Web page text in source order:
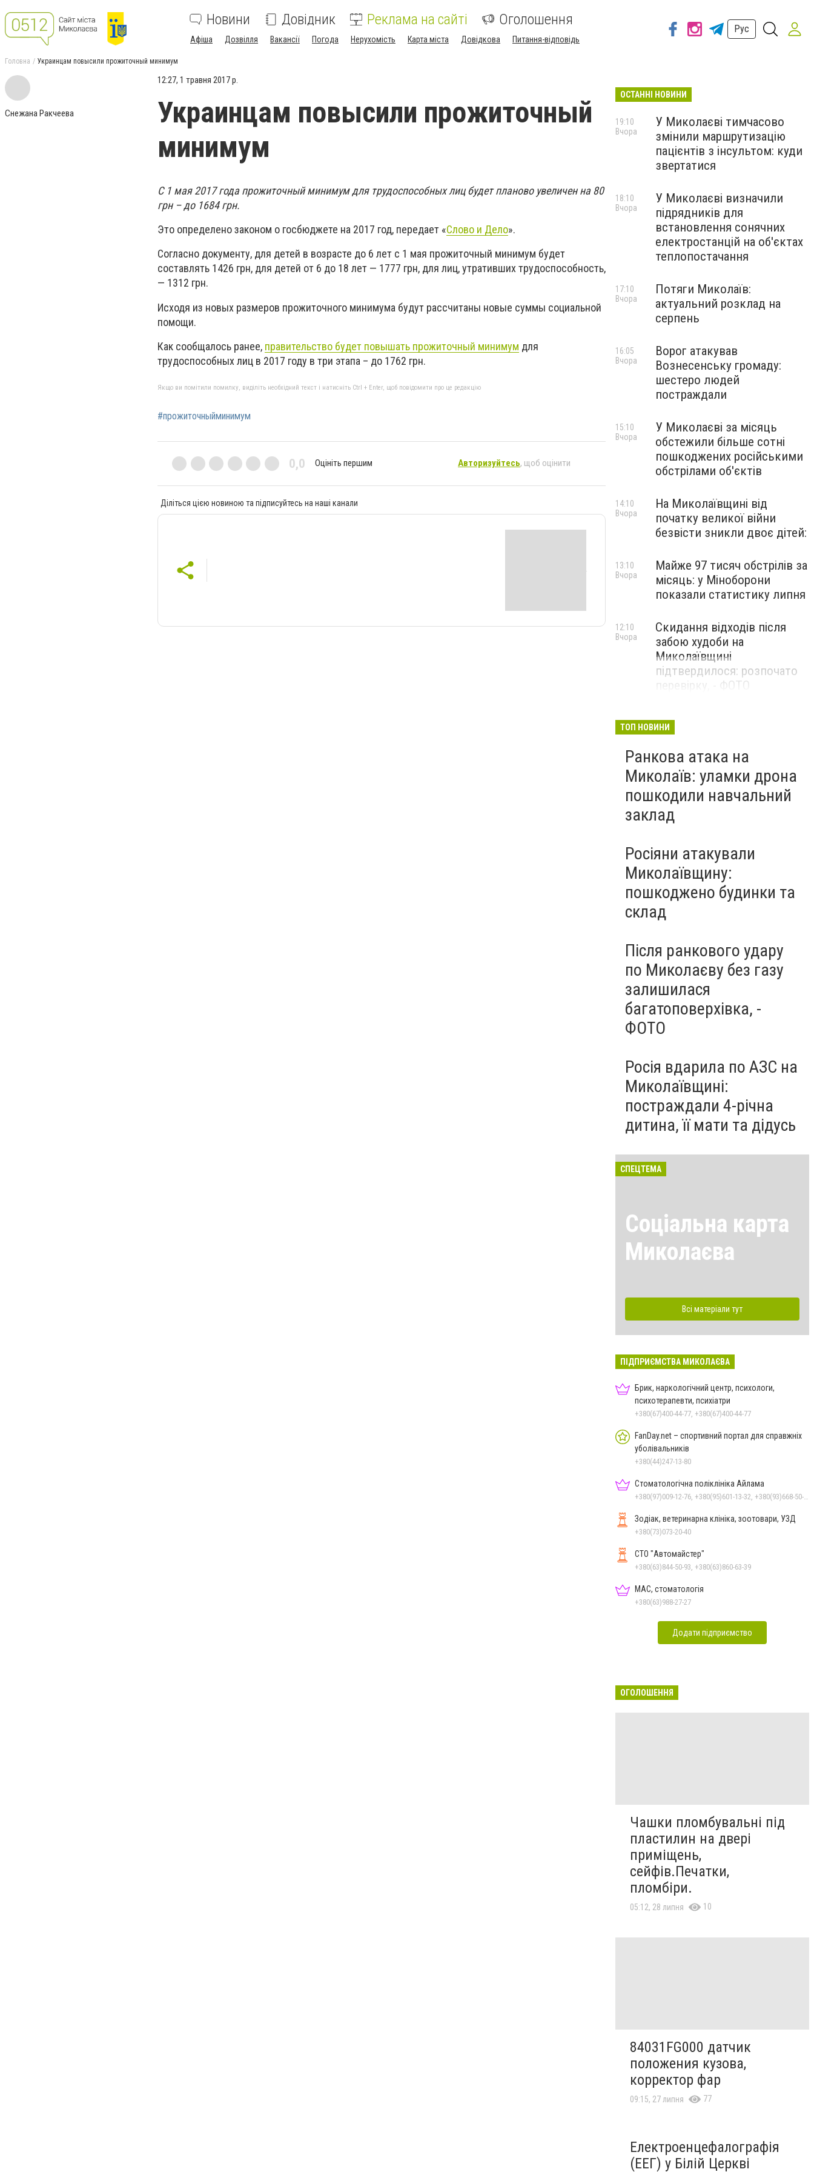
Новини Довідник Реклама на сайті Оголошення
Афіша Дозвілля Вакансії Погода Нерухомість Карта міста Довідкова Питання-відповідь
Рус
Головна Украинцам повысили прожиточный минимум
Снежана Ракчеева
12:27, 1 травня 2017 р.
Украинцам повысили прожиточный
минимум
С 1 мая 2017 года прожиточный минимум для трудоспособных лиц будет планово увеличен на 80
грн – до 1684 грн.
Это определено законом о госбюджете на 2017 год, передает «Слово и Дело».
Согласно документу, для детей в возрасте до 6 лет с 1 мая прожиточный минимум будет
составлять 1426 грн, для детей от 6 до 18 лет — 1777 грн, для лиц, утративших трудоспособность,
— 1312 грн.
Исходя из новых размеров прожиточного минимума будут рассчитаны новые суммы социальной
помощи.
Как сообщалось ранее, правительство будет повышать прожиточный минимум для
трудоспособных лиц в 2017 году в три этапа – до 1762 грн.
Якщо ви помітили помилку, виділіть необхідний текст і натисніть Ctrl + Enter, щоб повідомити про це редакцію
#прожиточныйминимум
0,0 Оцініть першим Авторизуйтесь, щоб оцінити
Діліться цією новиною та підписуйтесь на наші канали
ОСТАННІ НОВИНИ
У Миколаєві тимчасово
змінили маршрутизацію
пацієнтів з інсультом: куди
звертатися
19:10
Вчора
У Миколаєві визначили
підрядників для
встановлення сонячних
електростанцій на об'єктах
теплопостачання
18:10
Вчора
Потяги Миколаїв:
актуальний розклад на
серпень
17:10
Вчора
Ворог атакував
Вознесенську громаду:
шестеро людей
постраждали
16:05
Вчора
У Миколаєві за місяць
обстежили більше сотні
пошкоджених російськими
обстрілами об'єктів
15:10
Вчора
На Миколаївщині від
початку великої війни
безвісти зникли двоє дітей:
14:10
Вчора
Майже 97 тисяч обстрілів за
місяць: у Міноборони
показали статистику липня
13:10
Вчора
Скидання відходів після
забою худоби на
Миколаївщині
підтвердилося: розпочато
перевірку, - ФОТО
12:10
Вчора
ТОП НОВИНИ
Ранкова атака на
Миколаїв: уламки дрона
пошкодили навчальний
заклад
Росіяни атакували
Миколаївщину:
пошкоджено будинки та
склад
Після ранкового удару
по Миколаєву без газу
залишилася
багатоповерхівка, -
ФОТО
Росія вдарила по АЗС на
Миколаївщині:
постраждали 4-річна
дитина, її мати та дідусь
СПЕЦТЕМА
Соціальна карта
Миколаєва
Всі матеріали тут
ПІДПРИЄМСТВА МИКОЛАЄВА
Брик, наркологічний центр, психологи,
психотерапевти, психіатри
+380(67)400-44-77, +380(67)400-44-77
FanDay.net – спортивний портал для справжніх
уболівальників
+380(44)247-13-80
Стоматологічна поліклініка Айлама
Зодіак, ветеринарна клініка, зоотовари, УЗД
+380(73)073-20-40
СТО "Автомайстер"
+380(63)844-50-93, +380(63)860-63-39
МАС, стоматологія
+380(63)988-27-27
Додати підприємство
ОГОЛОШЕННЯ
Чашки пломбувальні під
пластилин на двері
приміщень,
сейфів.Печатки,
пломбіри.
05:12, 28 липня 10
84031FG000 датчик
положения кузова,
корректор фар
09:15, 27 липня 77
Електроенцефалографія
(ЕЕГ) у Білій Церкві